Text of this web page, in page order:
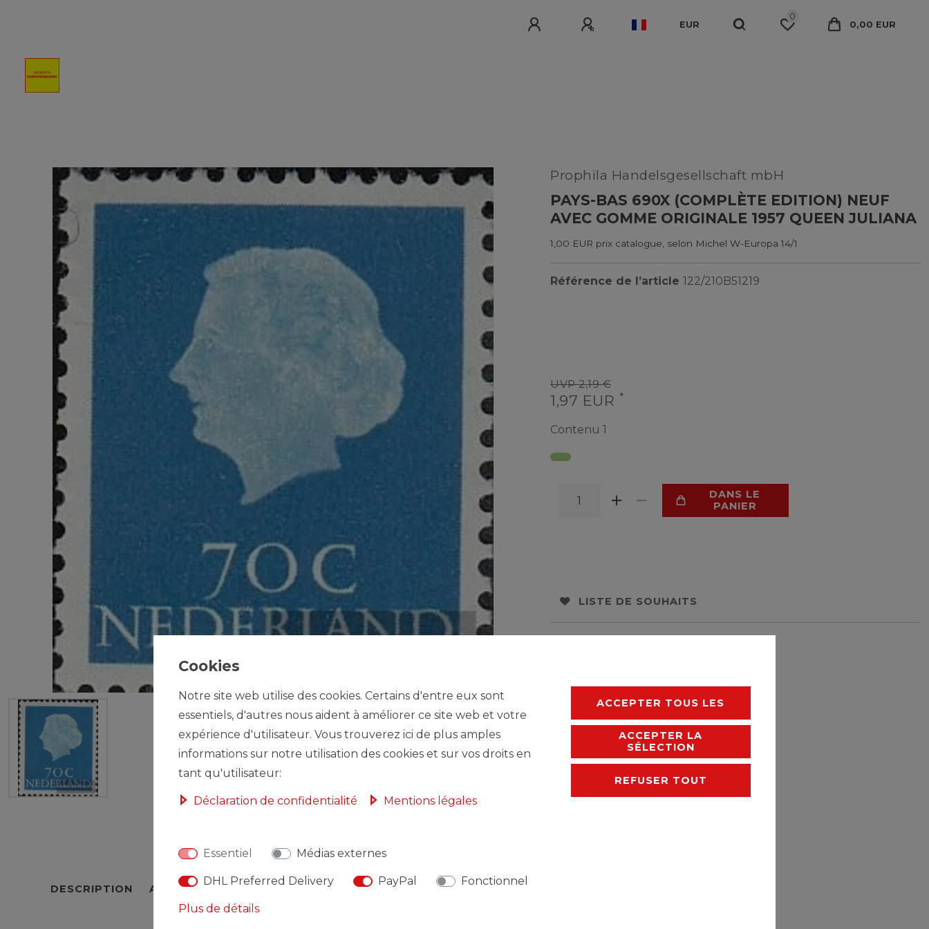
EUR
0
0,00 EUR
Prophila Handelsgesellschaft mbH
PAYS-BAS 690X (COMPLÈTE EDITION) NEUF
AVEC GOMME ORIGINALE 1957 QUEEN JULIANA
1,00 EUR prix catalogue, selon Michel W-Europa 14/1
Référence de l’article 122/210B51219
UVP 2,19 €
1,97 EUR *
Contenu 1
DANS LE
PANIER
LISTE DE SOUHAITS
DESCRIPTION AUTRES DÉTAILS RESPONSABLE DE L'UE FABRICANT
Cookies
Notre site web utilise des cookies. Certains d'entre eux sont
essentiels, d'autres nous aident à améliorer ce site web et votre
expérience d'utilisateur. Vous trouverez ici de plus amples
informations sur notre utilisation des cookies et sur vos droits en
tant qu'utilisateur:
Déclaration de confidentialité Mentions légales
Essentiel Médias externes
DHL Preferred Delivery PayPal Fonctionnel
Plus de détails
ACCEPTER TOUS LES
ACCEPTER LA
SÉLECTION
REFUSER TOUT